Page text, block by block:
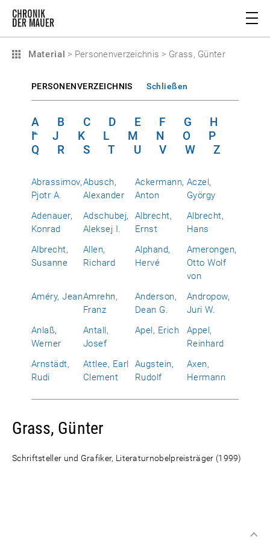
Material > Personenverzeichnis > Grass, Günter
PERSONENVERZEICHNIS Schließen
A B C D E F G
H
I
J K L M N O
P
Q
R S T U V W Z
Abrassimov,
Pjotr A.
Abusch,
Alexander
Ackermann,
Anton
Aczel,
György
Adenauer,
Konrad
Adschubej,
Aleksej I.
Albrecht,
Ernst
Albrecht,
Hans
Albrecht,
Susanne
Allen,
Richard
Alphand,
Hervé
Amerongen,
Otto Wolf
von
Améry, JeanAmrehn,
Franz
Anderson,
Dean G.
Andropow,
Juri W.
Anlaß,
Werner
Antall,
Josef
Apel, Erich
Appel,
Reinhard
Arnstädt,
Rudi
Attlee, Earl
Clement
Augstein,
Rudolf
Axen,
Hermann
Grass, Günter
Schriftsteller und Grafiker, Literaturnobelpreisträger (1999)